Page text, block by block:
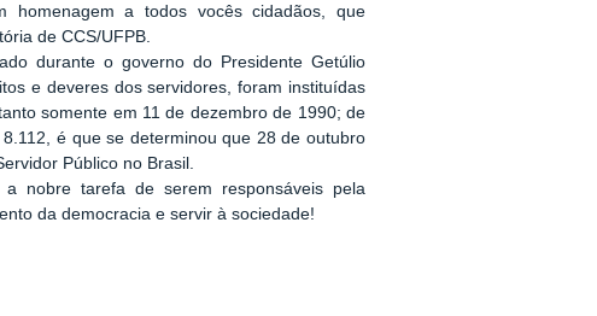
homenagem a todos vocês cidadãos, que
de CCS/UFPB.
durante o governo do Presidente Getúlio
e deveres dos servidores, foram instituídas
somente em 11 de dezembro de 1990; de
é que se determinou que 28 de outubro
Público no Brasil.
a nobre tarefa de serem responsáveis pela
da democracia e servir à sociedade!